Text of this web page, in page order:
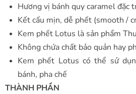
Hương vị bánh quy caramel đặc
Kết cấu mịn, dễ phết (smooth /
Kem phết Lotus là sản phẩm
Không chứa chất bảo quản hay
Kem phết Lotus có thể sử
bánh, pha chế
THÀNH PHẦN